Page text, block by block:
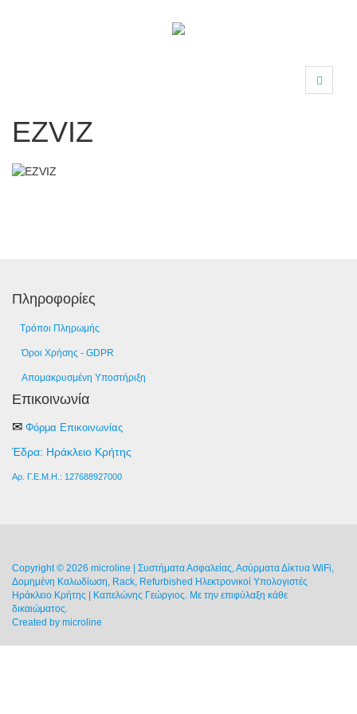
EZVIZ
Πληροφορίες
Τρόποι Πληρωμής
Όροι Χρήσης - GDPR
Απομακρυσμένη Υποστήριξη
Επικοινωνία
✉ Φόρμα Επικοινωνίας
Έδρα: Ηράκλειο Κρήτης
Αρ. Γ.Ε.Μ.Η.: 127688927000
Copyright © 2026 microline | Συστήματα Ασφαλείας, Ασύρματα Δίκτυα WiFi,
Δομημένη Καλωδίωση, Rack, Refurbished Ηλεκτρονικοί Υπολογιστές
Ηράκλειο Κρήτης | Καπελώνης Γεώργιος. Με την επιφύλαξη κάθε
δικαιώματος.
Created by microline